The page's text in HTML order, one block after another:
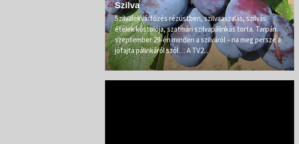
Szilva
Szilvalekvárfőzés rézüstben, szilvaaszalás, szilvás
ételek kóstolója, szatmári szilvapálinkás torta. Tarpán
szeptember 29-én minden a szilváról – na meg persze a
jófajta pálinkáról szól… A TV2...